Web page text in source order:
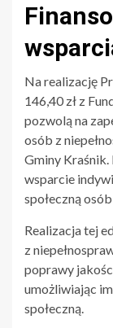
Na realizację
146,40 zł z
pozwolą na
osób z
Gminy Kraśnik.
wsparcie
społeczną
Realizacja tej
z
poprawy
umożliwiając
społeczną.